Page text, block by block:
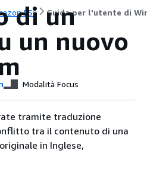
FSx Guida per l'utente di
di un
un nuovo
Modalità Focus
tramite traduzione
tra il contenuto di una
in Inglese,